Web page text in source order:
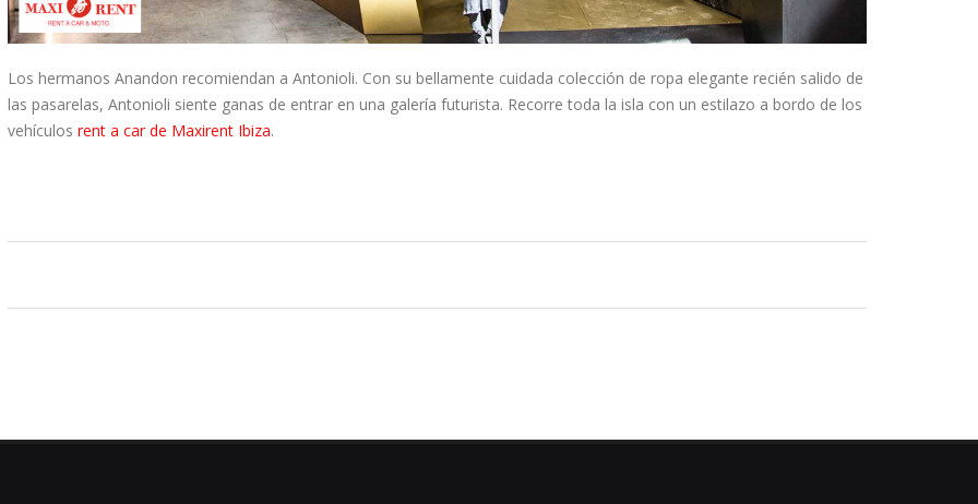
Los hermanos Anandon recomiendan a Antonioli. Con su bellamente cuidada colección de ropa elegante recién salido de
las pasarelas, Antonioli siente ganas de entrar en una galería futurista. Recorre toda la isla con un estilazo a bordo de los
vehículos rent a car de Maxirent Ibiza.